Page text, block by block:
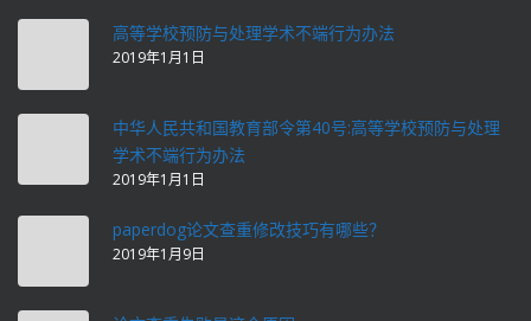
高等学校预防与处理学术不端行为办法
2019年1月1日
中华人民共和国教育部令第40号:高等学校预防与处理
学术不端行为办法
2019年1月1日
paperdog论文查重修改技巧有哪些？
2019年1月9日